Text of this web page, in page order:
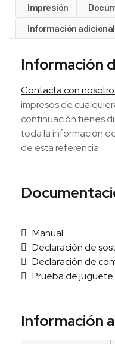
Impresión
Información adicional
Información
Contacta con
impresos de
continuación tienes
toda la información
de esta referencia:
Manual
Declaración de
Declaración de
Prueba de juguete
Información